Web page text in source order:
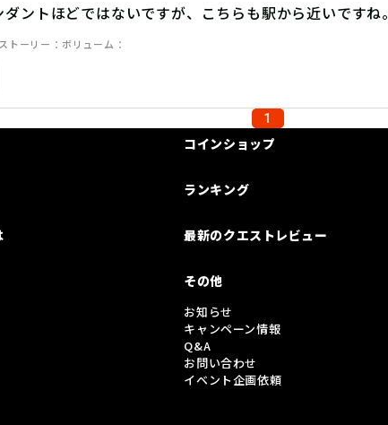
ントほどではないですが、こちらも駅から近いですね。
ストーリー ボリューム
1
コインショップ
ランキング
最新のクエストレビュー
その他
お知らせ
キャンペーン情報
Q&A
お問い合わせ
イベント企画依頼